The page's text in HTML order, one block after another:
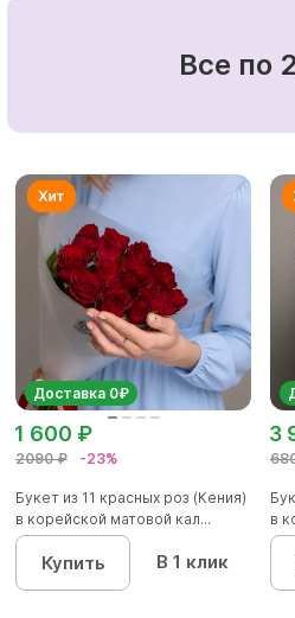
Все по
Доставка 0₽
2090 ₽ -23%
1 600 ₽
Букет из 11 красных роз (Кения)
в корейской матовой кал...
Купить В 1 клик
3
в